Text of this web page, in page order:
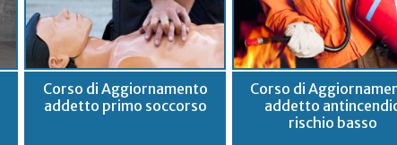
Corso di Aggiornamento
addetto primo soccorso
Corso di
addetto
rischio basso